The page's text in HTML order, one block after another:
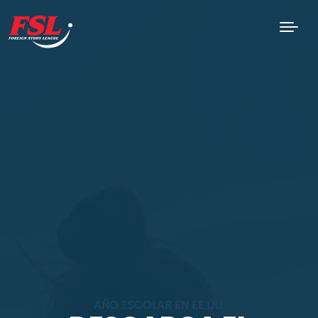
Saltar al contenido principal